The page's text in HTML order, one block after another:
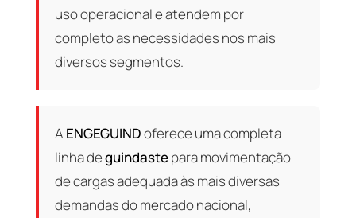
uso operacional e atendem por
completo as necessidades nos mais
diversos segmentos.
A ENGEGUINDoferece uma completa
linha deguindastepara movimentação
de cargas adequada às mais diversas
demandas do mercado nacional,